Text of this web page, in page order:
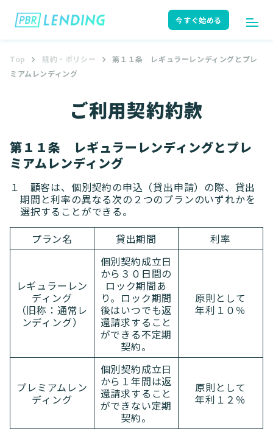
今すぐ始める
ログイン
サポート よくある質問
お知らせ ニュースリリース
ブログ
Top 規約・ポリシー
第１１条 レギュラーレンディングとプレ
ミアムレンディング
ご利用契約約款
第１１条 レギュラーレンディングとプレ
ミアムレンディング
１ 顧客は、個別契約の申込（貸出申請）の際、貸出
期間と利率の異なる次の２つのプランのいずれかを
選択することができる。
プラン名
貸出期間 利率
レギュラーレン
ディング
（旧称：通常レ
ンディング）
個別契約成立日
から３０日間の
ロック期間あ
り。ロック期間
後はいつでも返
還請求すること
ができる不定期
契約。
原則として
年利１０％
プレミアムレン
ディング
個別契約成立日
から１年間は返
還請求すること
ができない定期
契約。
原則として
年利１２％